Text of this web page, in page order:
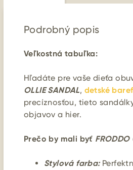
Podrobný popis
Veľkostná tabuľka:
Hľadáte pre vaše dieťa
OLLIE SANDAL, detské
precíznosťou, tieto
objavov a hier.
Prečo by mali byť FRODDO
Stylová farba: